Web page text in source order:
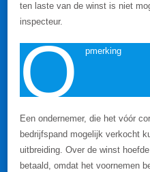
ten laste van de winst is niet
inspecteur.
O pmerking
Een ondernemer, die het vóór
bedrijfspand mogelijk verkocht
uitbreiding. Over de winst
betaald, omdat het voornemen